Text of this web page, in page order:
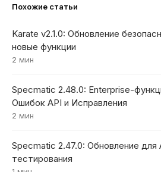
Похожие статьи
Karate v2.1.0: Обновление
новые функции
2 мин
Specmatic 2.48.0: Enterprise-
Ошибок API и Исправления
2 мин
Specmatic 2.47.0: Обновление для
тестирования